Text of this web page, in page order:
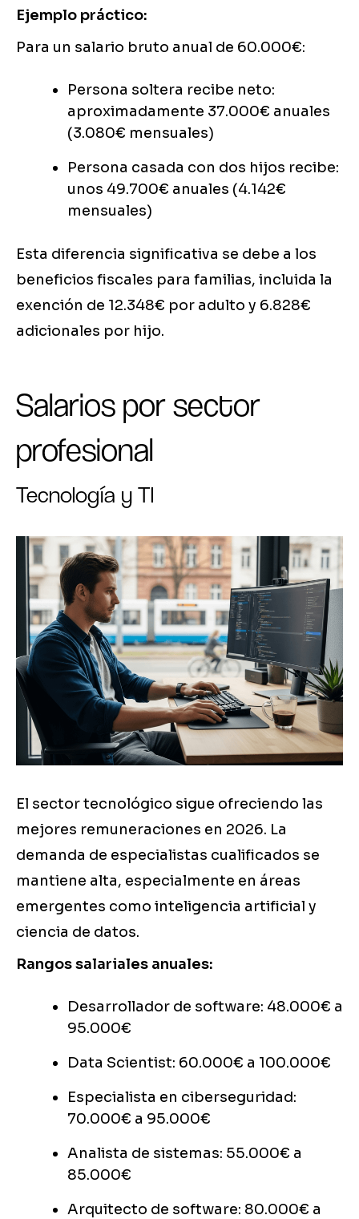
Ejemplo práctico:
Para un salario bruto anual de 60.000€:
Persona soltera recibe neto:
aproximadamente 37.000€ anuales
(3.080€ mensuales)
Persona casada con dos hijos recibe:
unos 49.700€ anuales (4.142€
mensuales)
Esta diferencia significativa se debe a los
beneficios fiscales para familias, incluida la
exención de 12.348€ por adulto y 6.828€
adicionales por hijo.
Salarios por sector
profesional
Tecnología y TI
El sector tecnológico sigue ofreciendo las
mejores remuneraciones en 2026. La
demanda de especialistas cualificados se
mantiene alta, especialmente en áreas
emergentes como inteligencia artificial y
ciencia de datos.
Rangos salariales anuales:
Desarrollador de software: 48.000€ a
95.000€
Data Scientist: 60.000€ a 100.000€
Especialista en ciberseguridad:
70.000€ a 95.000€
Analista de sistemas: 55.000€ a
85.000€
Arquitecto de software: 80.000€ a